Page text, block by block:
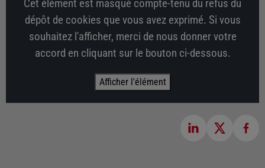
Cet élément est masqué compte-tenu du refus du
dépôt de cookies que vous avez exprimé. Si vous
souhaitez l'afficher, merci de nous donner votre
accord en cliquant sur le bouton ci-dessous.
Afficher l'élément